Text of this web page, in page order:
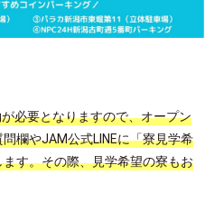
必要となりますので、オープン
欄やJAM公式LINEに「寮見学希
す。その際、見学希望の寮もお